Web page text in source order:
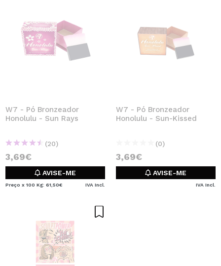
W7 - Pó Bronzeador
Honolulu - Sun Rays
(20)
3,69€
AVISE-ME
Preço x 100 Kg: 61,50€ IVA Incl.
W7 - Pó Bronzeador
Honolulu - Sun-Kissed
(0)
3,69€
AVISE-ME
IVA Incl.